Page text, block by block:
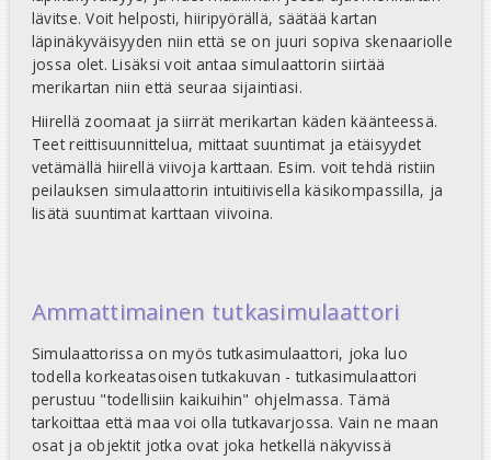
lävitse. Voit helposti, hiiripyörällä, säätää kartan
läpinäkyväisyyden niin että se on juuri sopiva skenaariolle
jossa olet. Lisäksi voit antaa simulaattorin siirtää
merikartan niin että seuraa sijaintiasi.
Hiirellä zoomaat ja siirrät merikartan käden käänteessä.
Teet reittisuunnittelua, mittaat suuntimat ja etäisyydet
vetämällä hiirellä viivoja karttaan. Esim. voit tehdä ristiin
peilauksen simulaattorin intuitiivisella käsikompassilla, ja
lisätä suuntimat karttaan viivoina.
Ammattimainen tutkasimulaattori
Simulaattorissa on myös tutkasimulaattori, joka luo
todella korkeatasoisen tutkakuvan - tutkasimulaattori
perustuu "todellisiin kaikuihin" ohjelmassa. Tämä
tarkoittaa että maa voi olla tutkavarjossa. Vain ne maan
osat ja objektit jotka ovat joka hetkellä näkyvissä